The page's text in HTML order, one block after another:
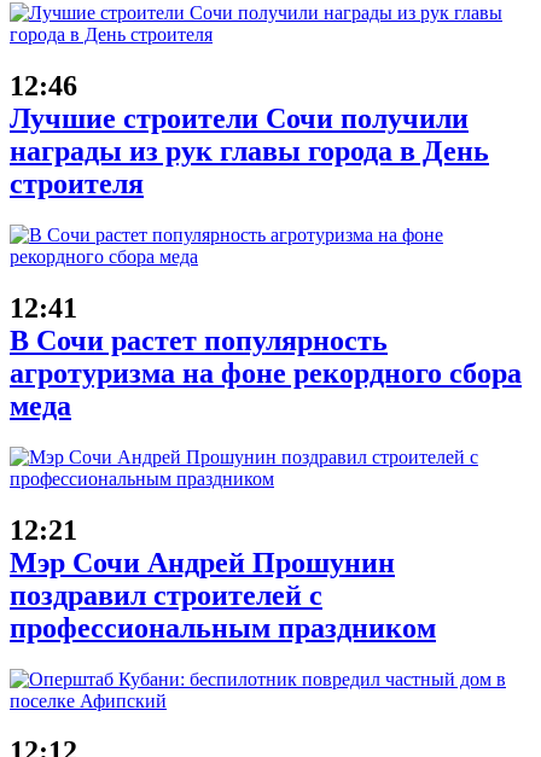
12:46
Лучшие строители Сочи получили
награды из рук главы города в День
строителя
12:41
В Сочи растет популярность
агротуризма на фоне рекордного сбора
меда
12:21
Мэр Сочи Андрей Прошунин
поздравил строителей с
профессиональным праздником